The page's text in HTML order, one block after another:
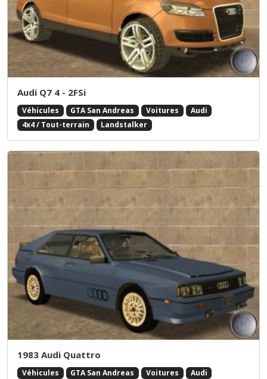
Audi Q7 4 - 2FSi
Véhicules GTA San Andreas Voitures
Audi
4x4 / Tout-terrain
Landstalker
1983 Audi Quattro
Véhicules GTA San Andreas Voitures
Audi